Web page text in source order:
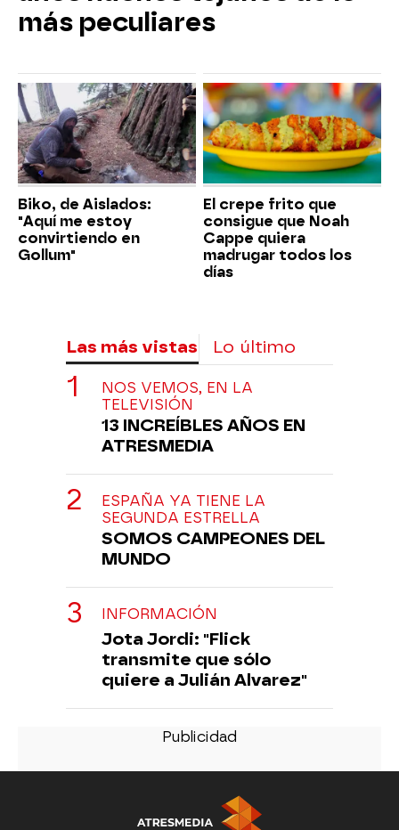
más peculiares
Biko, de Aislados:
"Aquí me estoy
convirtiendo en
Gollum"
El crepe frito que
consigue que Noah
Cappe quiera
madrugar todos los
días
Las más vistas Lo último
NOS VEMOS, EN LA
TELEVISIÓN
13 INCREÍBLES AÑOS EN
ATRESMEDIA
ESPAÑA YA TIENE LA
SEGUNDA ESTRELLA
SOMOS CAMPEONES DEL
MUNDO
INFORMACIÓN
Jota Jordi: "Flick
transmite que sólo
quiere a Julián Alvarez"